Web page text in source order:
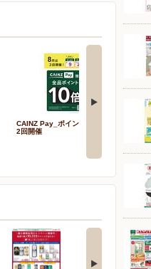
CAINZ Pay_ポイント10倍_8月は
2回開催
夏の酒類合同キ
夏の酒類合同キャ